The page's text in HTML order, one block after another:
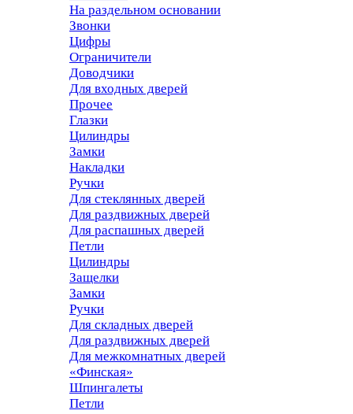
На раздельном основании
Звонки
Цифры
Ограничители
Доводчики
Для входных дверей
Прочее
Глазки
Цилиндры
Замки
Накладки
Ручки
Для стеклянных дверей
Для раздвижных дверей
Для распашных дверей
Петли
Цилиндры
Защелки
Замки
Ручки
Для складных дверей
Для раздвижных дверей
Для межкомнатных дверей
«Финская»
Шпингалеты
Петли